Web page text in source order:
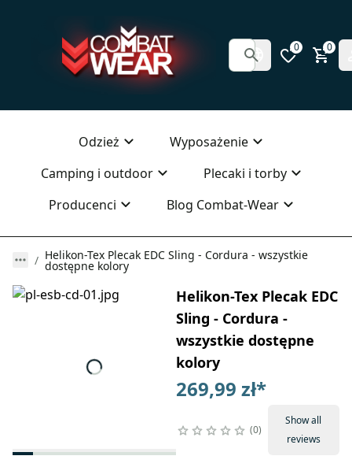
0 0
Odzież
Wyposażenie
Camping i outdoor
Plecaki i torby
Producenci
Blog Combat-Wear
Helikon-Tex Plecak EDC Sling - Cordura - wszystkie
dostępne kolory
Helikon-Tex Plecak EDC
Sling - Cordura -
wszystkie dostępne
kolory
269,99 zł*
0
Show all
reviews